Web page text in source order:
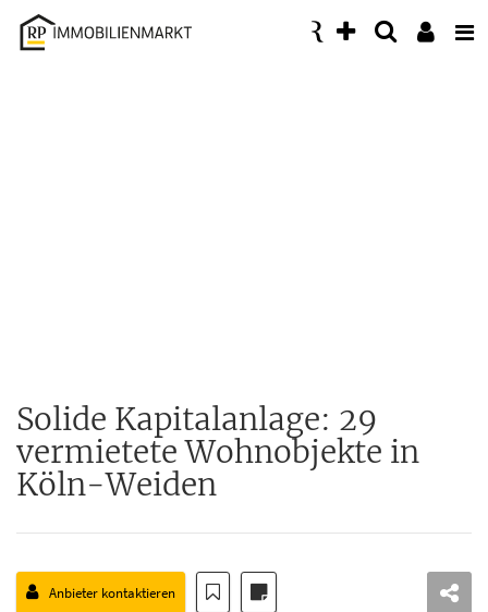
Accessibility
Modus
Solide Kapitalanlage: 29
vermietete Wohnobjekte in
Köln-Weiden
Anbieter kontaktieren